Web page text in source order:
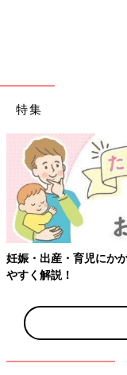
特集
かかる費用やもらえ